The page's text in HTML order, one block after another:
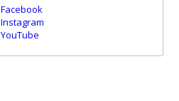
Facebook
Instagram
YouTube